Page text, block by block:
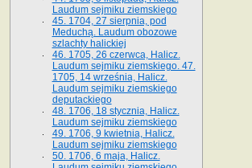
Laudum sejmiku ziemskiego
45. 1704, 27 sierpnia, pod
Meduchą. Laudum obozowe
szlachty halickiej
46. 1705, 26 czerwca, Halicz.
Laudum sejmiku ziemskiego. 47.
1705, 14 września, Halicz.
Laudum sejmiku ziemskiego
deputackiego
48. 1706, 18 stycznia, Halicz.
Laudum sejmiku ziemskiego
49. 1706, 9 kwietnia, Halicz.
Laudum sejmiku ziemskiego
50. 1706, 6 maja, Halicz.